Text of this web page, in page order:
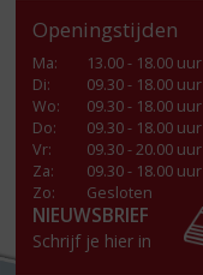
Openingstijden
Ma:
13.00 - 18.00 uur
Di:
09.30 - 18.00 uur
Wo:
09.30 - 18.00 uur
Do:
09.30 - 18.00 uur
Vr:
09.30 - 20.00 uur
Za:
09.30 - 18.00 uur
Zo:
Gesloten
NIEUWSBRIEF
Schrijf je hier in